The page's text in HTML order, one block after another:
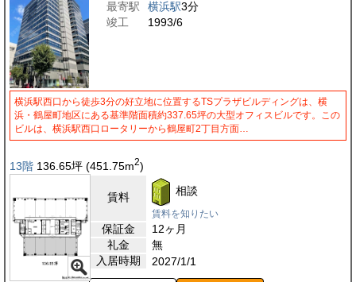
最寄駅
横浜駅3分
竣工
1993/6
横浜駅西口から徒歩3分の好立地に位置するTSプラザビルディングは、横
浜・鶴屋町地区にある基準階面積約337.65坪の大型オフィスビルです。この
ビルは、横浜駅西口ロータリーから鶴屋町2丁目方面…
13階 136.65坪 (451.75m2)
賃料 相談
賃料を知りたい
保証金
12ヶ月
礼金
無
入居時期
2027/1/1